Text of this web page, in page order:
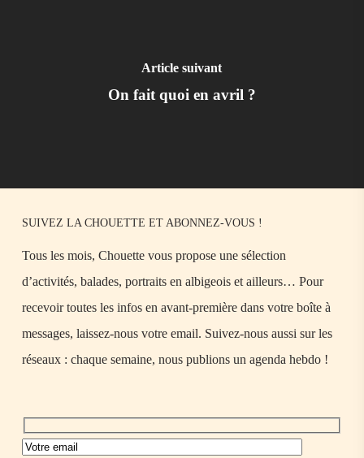
Article suivant
On fait quoi en avril ?
SUIVEZ LA CHOUETTE ET ABONNEZ-VOUS !
Tous les mois, Chouette vous propose une sélection
d’activités, balades, portraits en albigeois et ailleurs… Pour
recevoir toutes les infos en avant-première dans votre boîte à
messages, laissez-nous votre email. Suivez-nous aussi sur les
réseaux : chaque semaine, nous publions un agenda hebdo !